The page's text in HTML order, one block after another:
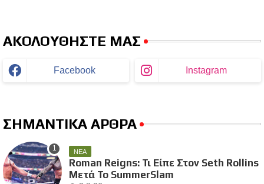
ΑΚΟΛΟΥΘΗΣΤΕ ΜΑΣ
Facebook Instagram
ΣΗΜΑΝΤΙΚΑ ΑΡΘΡΑ
ΝΕΑ
Roman Reigns: Τι Είπε Στον Seth Rollins
Μετά Το SummerSlam